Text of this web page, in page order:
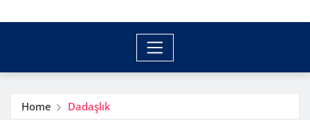
Home Dadaşlık